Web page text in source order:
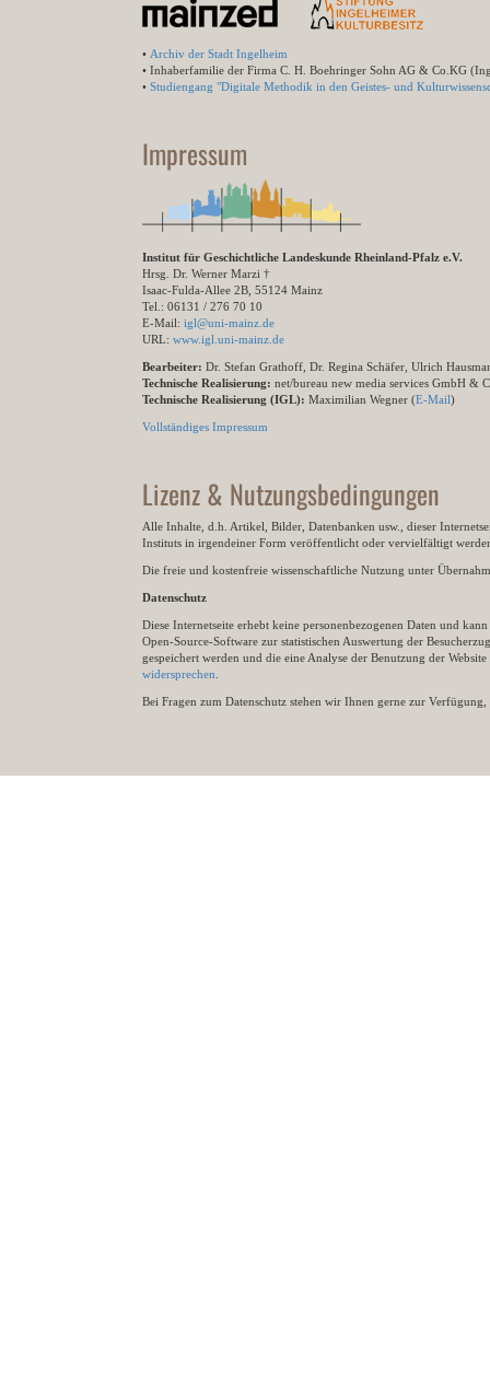
• Archiv der Stadt Ingelheim
• Inhaberfamilie der Firma C. H. Boehringer Sohn AG & Co.KG
• Studiengang "Digitale Methodik in den Geistes- und
Impressum
Institut für Geschichtliche Landeskunde Rheinland-Pfalz e.V.
Hrsg. Dr. Werner Marzi †
Isaac-Fulda-Allee 2B, 55124 Mainz
Tel.: 06131 / 276 70 10
E-Mail: igl@uni-mainz.de
URL: www.igl.uni-mainz.de
Bearbeiter: Dr. Stefan Grathoff, Dr. Regina Schäfer, Ulrich
Technische Realisierung: net/bureau new media services GmbH &
Technische Realisierung (IGL): Maximilian Wegner (E-Mail)
Vollständiges Impressum
Lizenz & Nutzungsbedingungen
Alle Inhalte, d.h. Artikel, Bilder, Datenbanken usw., dieser
Instituts in irgendeiner Form veröffentlicht oder vervielfältigt
Die freie und kostenfreie wissenschaftliche Nutzung unter
Datenschutz
Diese Internetseite erhebt keine personenbezogenen Daten und
Open-Source-Software zur statistischen Auswertung der
gespeichert werden und die eine Analyse der Benutzung der
widersprechen
Bei Fragen zum Datenschutz stehen wir Ihnen gerne zur